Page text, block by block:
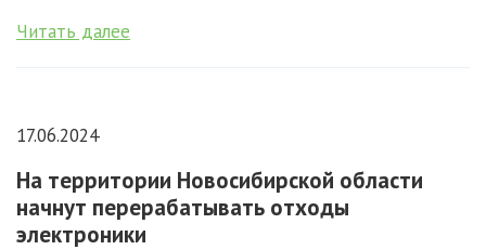
Читать далее
17.06.2024
На территории Новосибирской области
начнут перерабатывать отходы
электроники